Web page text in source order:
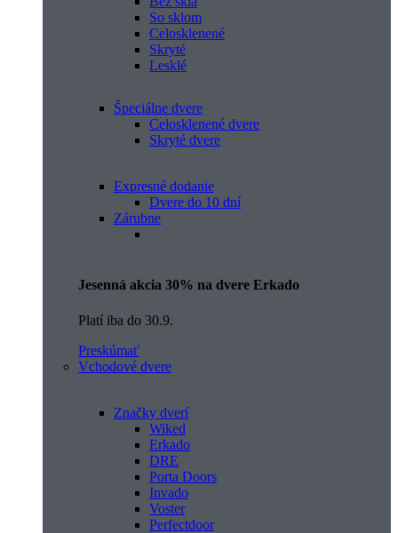
So sklom
Celosklenené
Skryté
Lesklé
Špeciálne dvere
Celosklenené dvere
Skryté dvere
Expresné dodanie
Dvere do 10 dní
Zárubne
Jesenná akcia 30% na dvere Erkado
Platí iba do 30.9.
Preskúmať
Vchodové dvere
Značky dverí
Wiked
Erkado
DRE
Porta Doors
Invado
Voster
Perfectdoor